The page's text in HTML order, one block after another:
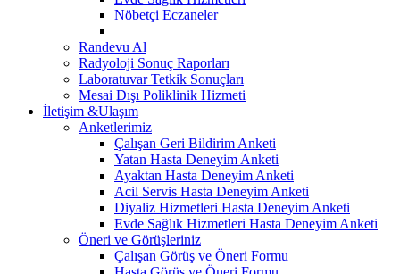
Nöbetçi Eczaneler
Randevu Al
Radyoloji Sonuç Raporları
Laboratuvar Tetkik Sonuçları
Mesai Dışı Poliklinik Hizmeti
İletişim &Ulaşım
Anketlerimiz
Çalışan Geri Bildirim Anketi
Yatan Hasta Deneyim Anketi
Ayaktan Hasta Deneyim Anketi
Acil Servis Hasta Deneyim Anketi
Diyaliz Hizmetleri Hasta Deneyim Anketi
Evde Sağlık Hizmetleri Hasta Deneyim Anketi
Öneri ve Görüşleriniz
Çalışan Görüş ve Öneri Formu